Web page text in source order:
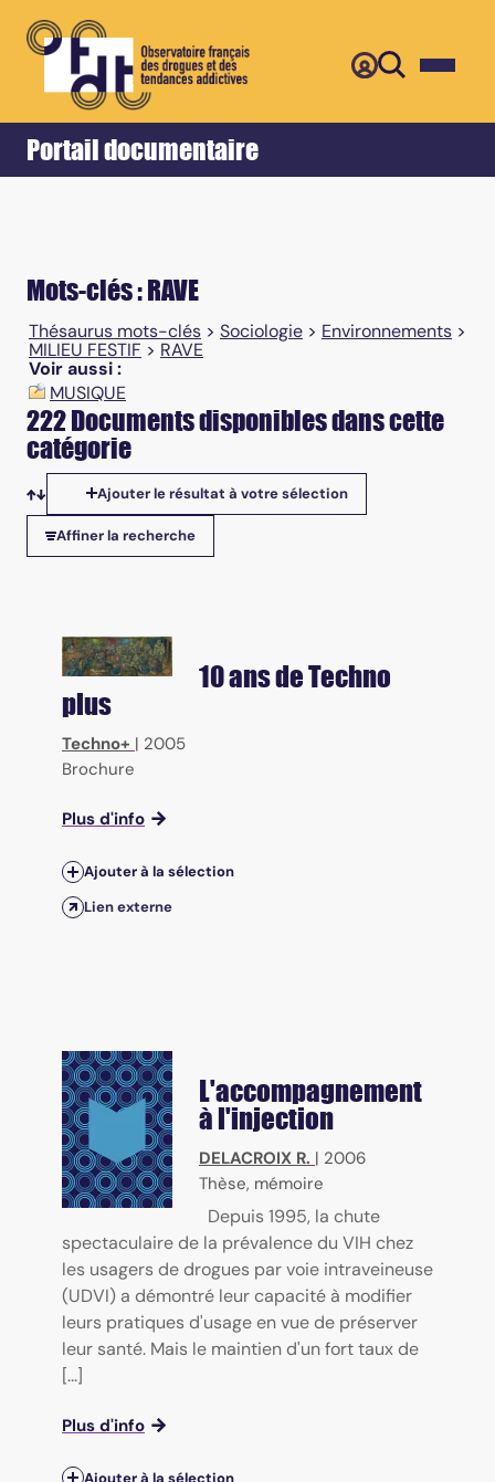
Portail documentaire
Accueil Retour
Mots-clés : RAVE
Thésaurus mots-clés > Sociologie > Environnements >
MILIEU FESTIF > RAVE
Voir aussi :
MUSIQUE
222 Documents disponibles dans cette
catégorie
Tris disponibles
Ajouter le résultat à votre sélection
Affiner la recherche
10 ans de Techno
plus
Techno+ | 2005
Brochure
Plus d'info
Ajouter à la sélection
Lien externe
L'accompagnement
à l'injection
DELACROIX R. | 2006
Thèse, mémoire
Depuis 1995, la chute
spectaculaire de la prévalence du VIH chez
les usagers de drogues par voie intraveineuse
(UDVI) a démontré leur capacité à modifier
leurs pratiques d'usage en vue de préserver
leur santé. Mais le maintien d'un fort taux de
[...]
Plus d'info
Ajouter à la sélection